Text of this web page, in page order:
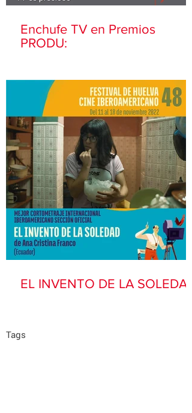
Enchufe TV en Premios
PRODU:
EL INVENTO DE LA SOLEDAD
Tags